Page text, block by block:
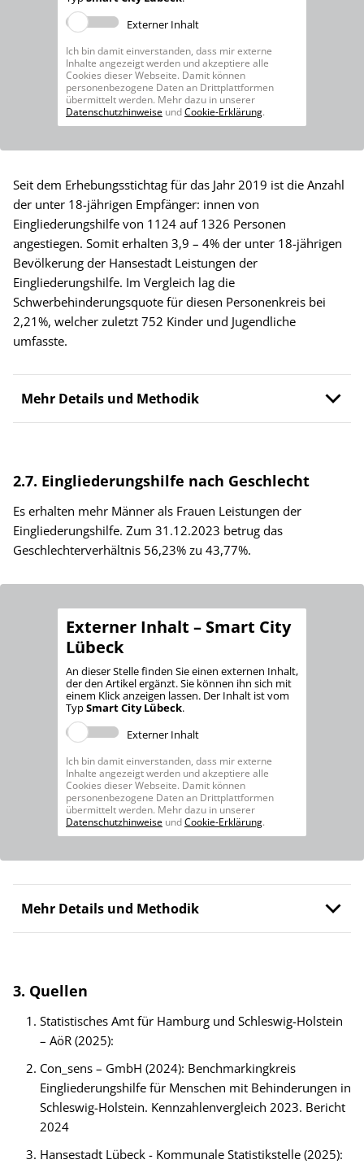
Externer Inhalt
Ich bin damit einverstanden, dass mir externe
Inhalte angezeigt werden und akzeptiere alle
Cookies dieser Webseite. Damit können
personenbezogene Daten an Drittplattformen
übermittelt werden. Mehr dazu in unserer
Datenschutzhinweise undCookie-Erklärung.
Seit dem Erhebungsstichtag für das Jahr 2019 ist die Anzahl
der unter 18-jährigen Empfänger: innen von
Eingliederungshilfe von 1124 auf 1326 Personen
angestiegen. Somit erhalten 3,9 – 4% der unter 18-jährigen
Bevölkerung der Hansestadt Leistungen der
Eingliederungshilfe. Im Vergleich lag die
Schwerbehinderungsquote für diesen Personenkreis bei
2,21%, welcher zuletzt 752 Kinder und Jugendliche
umfasste.
Mehr Details und Methodik
2.7. Eingliederungshilfe nach Geschlecht
Es erhalten mehr Männer als Frauen Leistungen der
Eingliederungshilfe. Zum 31.12.2023 betrug das
Geschlechterverhältnis 56,23% zu 43,77%.
Externer Inhalt – Smart City
Lübeck
An dieser Stelle finden Sie einen externen Inhalt,
der den Artikel ergänzt. Sie können ihn sich mit
einem Klick anzeigen lassen. Der Inhalt ist vom
TypSmart City Lübeck.
Externer Inhalt
Ich bin damit einverstanden, dass mir externe
Inhalte angezeigt werden und akzeptiere alle
Cookies dieser Webseite. Damit können
personenbezogene Daten an Drittplattformen
übermittelt werden. Mehr dazu in unserer
Datenschutzhinweise undCookie-Erklärung.
Mehr Details und Methodik
3. Quellen
Statistisches Amt für Hamburg und Schleswig-Holstein
– AöR (2025):
Con_sens – GmbH (2024): Benchmarkingkreis
Eingliederungshilfe für Menschen mit Behinderungen in
Schleswig-Holstein. Kennzahlenvergleich 2023. Bericht
2024
Hansestadt Lübeck - Kommunale Statistikstelle (2025):